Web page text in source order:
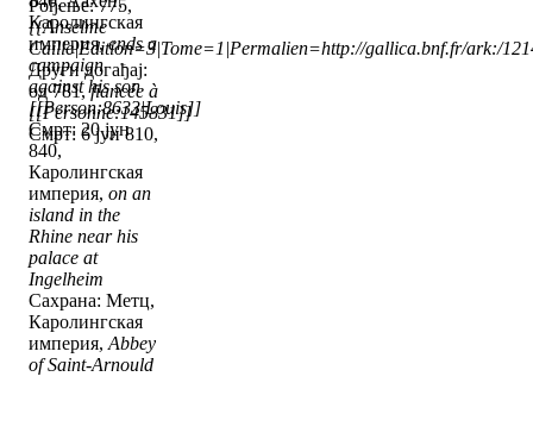
Каролингская
империя,ends a
campaign
against his son
[[Person:8633|Louis]]
Смрт: 20 јун
840,
Каролингская
империя, on an
island in the
Rhine near his
palace at
Ingelheim
Сахрана: Метц,
Каролингская
империя, Abbey
of Saint-Arnould
Рођење: 775,
{{Anselme
Caille|Edition=3|Tome=1|Permalien=http://gallica.bnf.fr/ark:/
Други догађај:
од 781,fiancée à
[[Personne:145831]]
Смрт: 6 јун 810,